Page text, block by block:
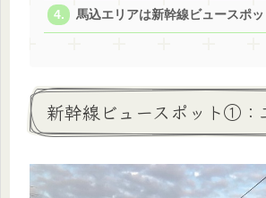
馬込エリアは新幹線ビュースポ
新幹線ビュースポット①：